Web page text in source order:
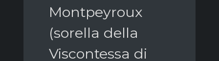
Montpeyroux
(sorella della
Viscontessa di